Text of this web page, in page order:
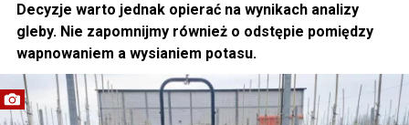
Decyzje warto jednak opierać na wynikach analizy
gleby. Nie zapomnijmy również o odstępie pomiędzy
wapnowaniem a wysianiem potasu.